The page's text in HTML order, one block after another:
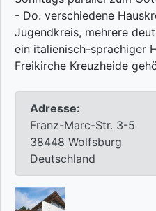
- Do. verschiedene
Jugendkreis, mehrere
ein italienisch-sprachiger
Freikirche Kreuzheide
Adresse:
Franz-Marc-Str. 3-5
38448 Wolfsburg
Deutschland